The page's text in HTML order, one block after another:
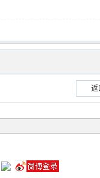
返